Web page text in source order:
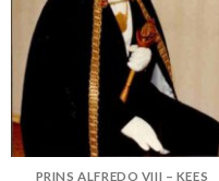
PRINS ALFREDO VIII – KEES